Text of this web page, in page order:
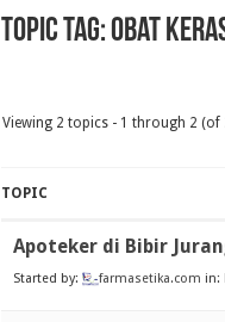
Topic Tag: obat
Viewing 2 topics - 1 through 2 (of
TOPIC
Apoteker di Bibir
Started by: farmasetika.com in: